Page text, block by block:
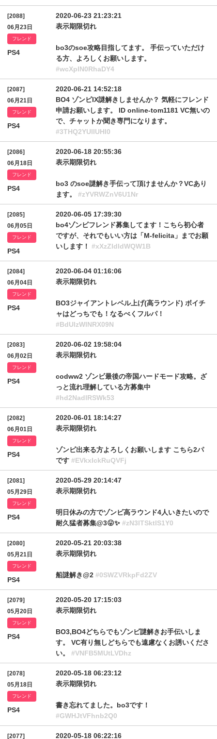
[2088]
06月23日
フレンド
PS4
2020-06-23 21:23:21
表示期限切れ
bo3のsoe攻略目指してます。 手伝っていただけ
る方、よろしくお願いします。
#wcXplN0RhaDY4
[2087]
06月21日
フレンド
PS4
2020-06-21 14:52:18
BO4 ゾンビIX謎解きしませんか？ 気軽にフレンド
申請お願いします。 ID online-tom1181 VC無いの
で、チャットか聞き専門になります。
#3THQ2YUlIUHI0
[2086]
06月18日
フレンド
PS4
2020-06-18 20:55:36
表示期限切れ
bo3 のsoe謎解き手伝って頂けませんか？VCあり
ます。 #zYVRWZnV6U1Nr
[2085]
06月05日
フレンド
PS4
2020-06-05 17:39:30
bo4ゾンビフレンド募集してます！こちら初心者
ですが、それでもいい方は「M-felicita」までお願
いします！ #xXzZldldWQW1B
[2084]
06月04日
フレンド
PS4
2020-06-04 01:16:06
表示期限切れ
BO3ジャイアントレベル上げ(高ラウンド) ボイチ
ャはどっちでも！なるべくフルパ！
#BdUlzWlNRX09N
[2083]
06月02日
フレンド
PS4
2020-06-02 19:58:04
表示期限切れ
codww2 ゾンビ最後の帝国ハードモード攻略。ざ
っと流れ理解している方募集中
#hd2NadlRSWk53
[2082]
06月01日
フレンド
PS4
2020-06-01 18:14:27
表示期限切れ
ゾンビ出来る方よろしくお願いします こちら2パ
です #EVkxIckRuQVFj
[2081]
05月29日
フレンド
PS4
2020-05-29 20:14:47
表示期限切れ
明日休みの方でゾンビ高ラウンド4人いきたいので
耐久猛者募集@3😛✨ #zN3lTSktlS1Y0
[2080]
05月21日
フレンド
PS4
2020-05-21 20:03:38
表示期限切れ
船謎解き@2 #0SWZVRkpFd2ZV
[2079]
05月20日
フレンド
PS4
2020-05-20 17:15:03
表示期限切れ
BO3,BO4どちらでもゾンビ謎解きお手伝いしま
す。 VC有り無しどちらでも遠慮なくお誘いくださ
い。 #VNFB5MUtLVDhz
[2078]
05月18日
フレンド
PS4
2020-05-18 06:23:12
表示期限切れ
書き忘れてました。bo3です！
#GWHJtVFhnb2Q0
[2077] 2020-05-18 06:22:16